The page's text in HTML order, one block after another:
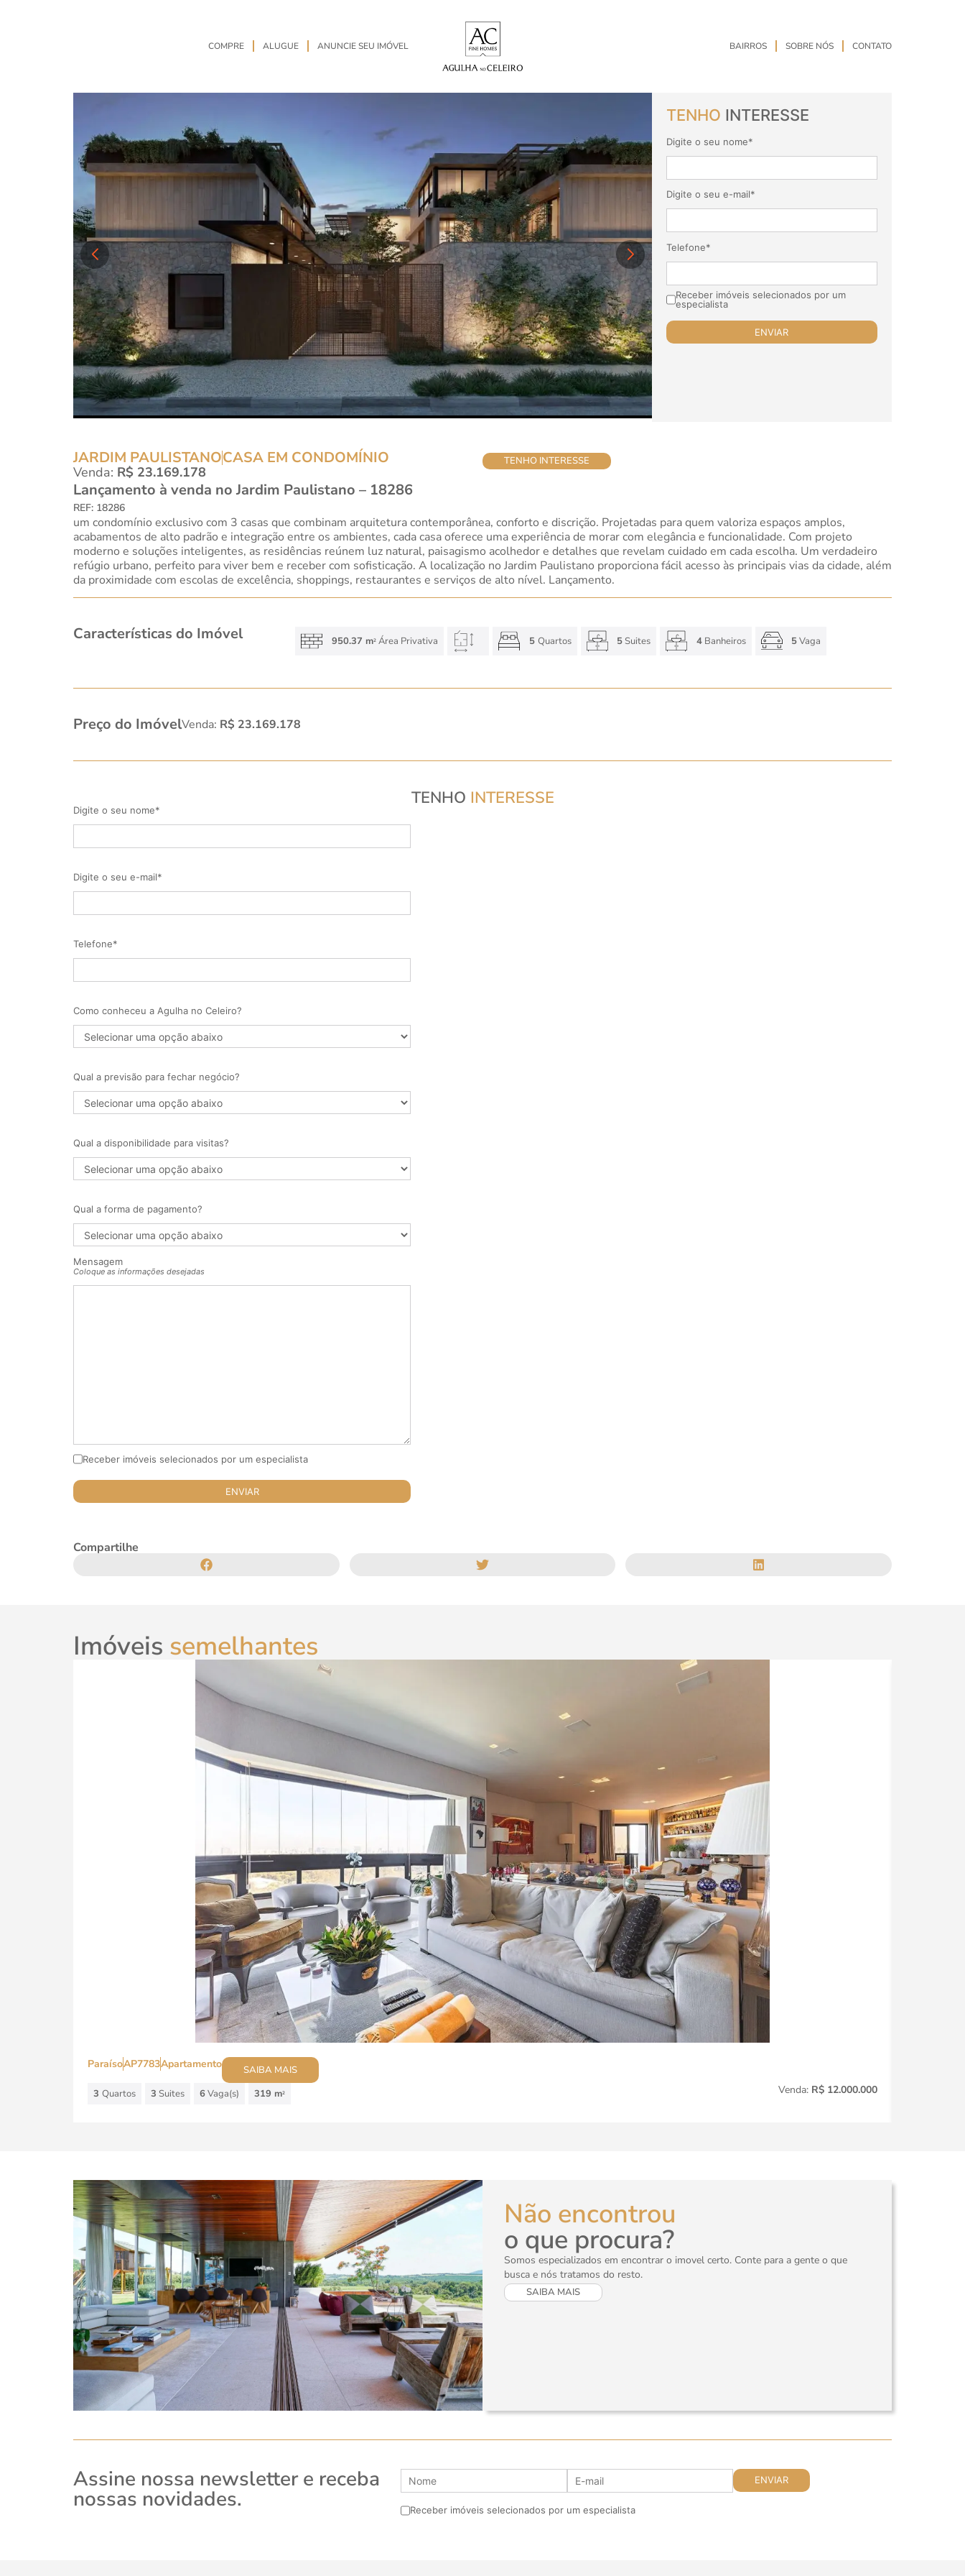
COMPRE ALUGUE ANUNCIE SEU IMÓVEL BAIRROS SOBRE NÓS CONTATO
TENHO INTERESSE
Digite o seu nome*
Digite o seu e-mail*
Telefone*
Receber imóveis selecionados por um
especialista
JARDIM PAULISTANOCASA EM CONDOMÍNIO
Venda: R$ 23.169.178
TENHO INTERESSE
Lançamento à venda no Jardim Paulistano – 18286
REF: 18286
um condomínio exclusivo com 3 casas que combinam arquitetura contemporânea, conforto e discrição. Projetadas para quem valoriza espaços amplos,
acabamentos de alto padrão e integração entre os ambientes, cada casa oferece uma experiência de morar com elegância e funcionalidade. Com projeto
moderno e soluções inteligentes, as residências reúnem luz natural, paisagismo acolhedor e detalhes que revelam cuidado em cada escolha. Um verdadeiro
refúgio urbano, perfeito para viver bem e receber com sofisticação. A localização no Jardim Paulistano proporciona fácil acesso às principais vias da cidade, além
da proximidade com escolas de excelência, shoppings, restaurantes e serviços de alto nível. Lançamento.
Características do Imóvel 950.37 m2Área Privativa 5 Quartos 5 Suites 4Banheiros 5Vaga
Preço do ImóvelVenda: R$ 23.169.178
TENHO INTERESSE
Digite o seu nome*
Digite o seu e-mail*
Telefone*
Como conheceu a Agulha no Celeiro?
Qual a previsão para fechar negócio?
Qual a disponibilidade para visitas?
Qual a forma de pagamento?
Mensagem
Coloque as informações desejadas
Receber imóveis selecionados por um especialista
Compartilhe
Imóveis semelhantes
ParaísoAP7783Apartamento
SAIBA MAIS
3 Quartos 3 Suites 6Vaga(s) 319 m2 Venda: R$ 12.000.000
Não encontrou
o que procura?
Somos especializados em encontrar o imovel certo. Conte para a gente o que
busca e nós tratamos do resto.
SAIBA MAIS
Assine nossa newsletter e receba
nossas novidades. Receber imóveis selecionados por um especialista